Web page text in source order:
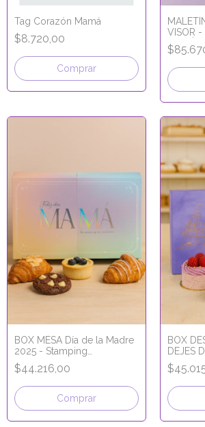
Tag Corazón Mamá
$8.720,00
Comprar
VISOR
BOX MESA Día de la Madre
2025 - Stamping
Holográfico 26x17x8
$44.216,00
Comprar
BOX
DEJES